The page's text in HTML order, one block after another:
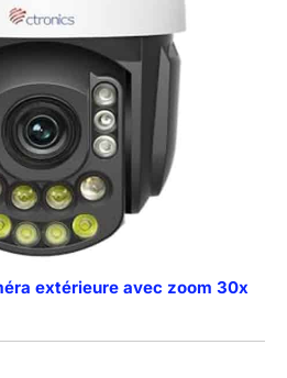
extérieure avec zoom 30x